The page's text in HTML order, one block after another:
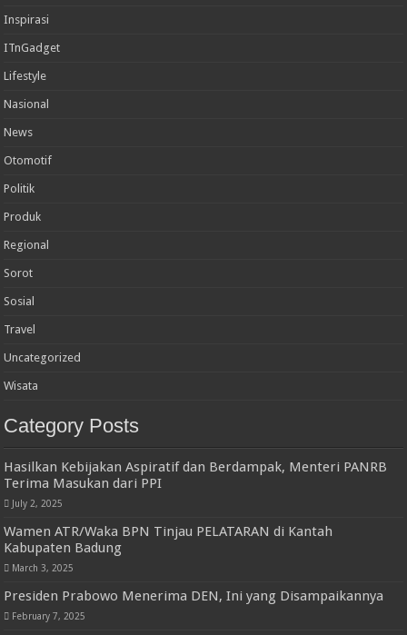
Inspirasi
ITnGadget
Lifestyle
Nasional
News
Otomotif
Politik
Produk
Regional
Sorot
Sosial
Travel
Uncategorized
Wisata
Category Posts
Hasilkan Kebijakan Aspiratif dan Berdampak, Menteri PANRB
Terima Masukan dari PPI
July 2, 2025
Wamen ATR/Waka BPN Tinjau PELATARAN di Kantah
Kabupaten Badung
March 3, 2025
Presiden Prabowo Menerima DEN, Ini yang Disampaikannya
February 7, 2025